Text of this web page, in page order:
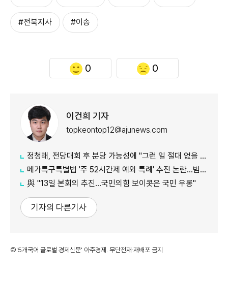
#전북지사 #이송
0 0
이건희 기자
topkeontop12@ajunews.com
정청래, 전당대회 후 분당 가능성에 "그런 일 절대 없을 것"
메가특구특별법 '주 52시간제 예외 특례' 추진 논란…범여권서도 반발
​​​​​​​與 "13일 본회의 추진…국민의힘 보이콧은 국민 우롱"
기자의 다른기사
©'5개국어 글로벌 경제신문' 아주경제. 무단전재·재배포 금지